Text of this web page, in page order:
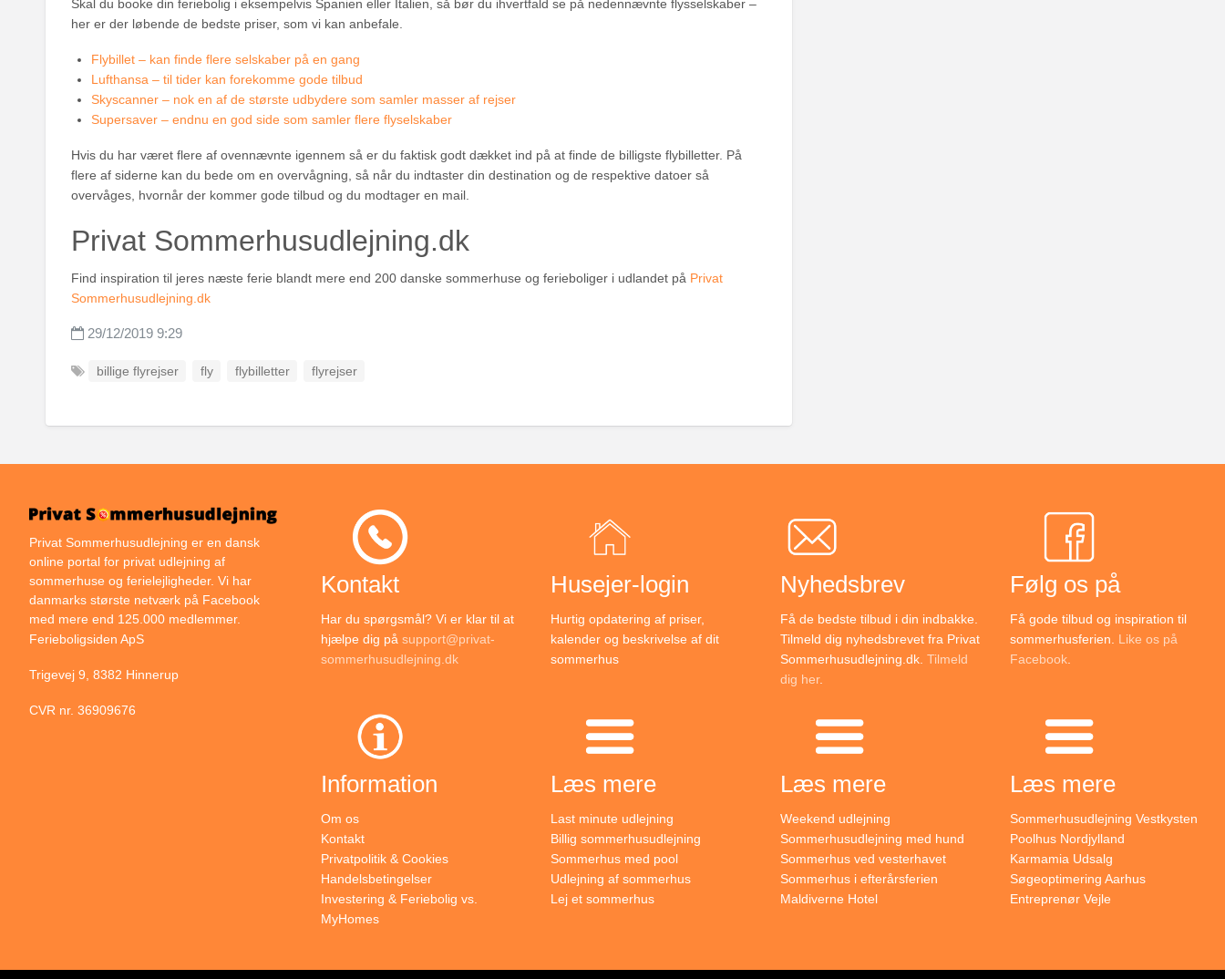
Skal du booke din feriebolig i eksempelvis Spanien eller Italien, så bør du ihvertfald se på nedennævnte flysselskaber –
her er der løbende de bedste priser, som vi kan anbefale.
Flybillet – kan finde flere selskaber på en gang
Lufthansa – til tider kan forekomme gode tilbud
Skyscanner – nok en af de største udbydere som samler masser af rejser
Supersaver – endnu en god side som samler flere flyselskaber
Hvis du har været flere af ovennævnte igennem så er du faktisk godt dækket ind på at finde de billigste flybilletter. På
flere af siderne kan du bede om en overvågning, så når du indtaster din destination og de respektive datoer så
overvåges, hvornår der kommer gode tilbud og du modtager en mail.
Privat Sommerhusudlejning.dk
Find inspiration til jeres næste ferie blandt mere end 200 danske sommerhuse og ferieboliger i udlandet på Privat
Sommerhusudlejning.dk
29/12/2019 9:29
billige flyrejser fly flybilletter flyrejser
Privat Sommerhusudlejning er en dansk
online portal for privat udlejning af
sommerhuse og ferielejligheder. Vi har
danmarks største netværk på Facebook
med mere end 125.000 medlemmer.
Ferieboligsiden ApS
Trigevej 9, 8382 Hinnerup
CVR nr. 36909676
Kontakt
Har du spørgsmål? Vi er klar til at
hjælpe dig på support@privat-
sommerhusudlejning.dk
Husejer-login
Hurtig opdatering af priser,
kalender og beskrivelse af dit
sommerhus
Nyhedsbrev
Få de bedste tilbud i din indbakke.
Tilmeld dig nyhedsbrevet fra Privat
Sommerhusudlejning.dk. Tilmeld
dig her.
Følg os på
Få gode tilbud og inspiration til
sommerhusferien. Like os på
Facebook.
Information
Om os
Kontakt
Privatpolitik & Cookies
Handelsbetingelser
Investering & Feriebolig vs.
MyHomes
Læs mere
Last minute udlejning
Billig sommerhusudlejning
Sommerhus med pool
Udlejning af sommerhus
Lej et sommerhus
Læs mere
Weekend udlejning
Sommerhusudlejning med hund
Sommerhus ved vesterhavet
Sommerhus i efterårsferien
Maldiverne Hotel
Læs mere
Sommerhusudlejning Vestkysten
Poolhus Nordjylland
Karmamia Udsalg
Søgeoptimering Aarhus
Entreprenør Vejle